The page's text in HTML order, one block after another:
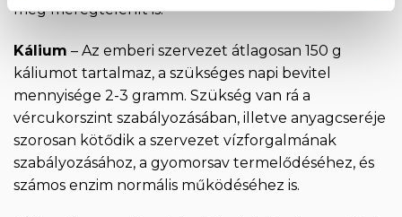
még méregtelenít is.
Kálium – Az emberi szervezet átlagosan 150 g
káliumot tartalmaz, a szükséges napi bevitel
mennyisége 2-3 gramm. Szükség van rá a
vércukorszint szabályozásában, illetve anyagcseréje
szorosan kötődik a szervezet vízforgalmának
szabályozásához, a gyomorsav termelődéséhez, és
számos enzim normális működéséhez is.